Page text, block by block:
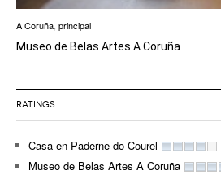
A Coruña principal
Museo de Belas Artes A Coruña
RATINGS
Casa en Paderne do Courel
Museo de Belas Artes A Coruña